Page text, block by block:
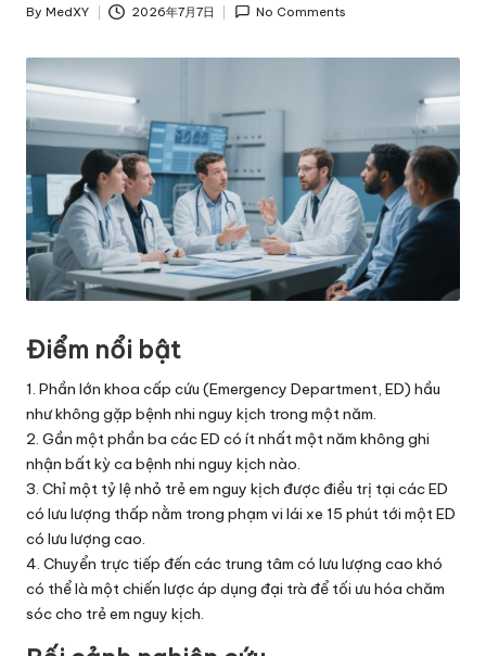
Posted
By MedXY 2026年7月7日 No Comments
Điểm nổi bật
1. Phần lớn khoa cấp cứu (Emergency Department, ED) hầu
như không gặp bệnh nhi nguy kịch trong một năm.
2. Gần một phần ba các ED có ít nhất một năm không ghi
nhận bất kỳ ca bệnh nhi nguy kịch nào.
3. Chỉ một tỷ lệ nhỏ trẻ em nguy kịch được điều trị tại các ED
có lưu lượng thấp nằm trong phạm vi lái xe 15 phút tới một ED
có lưu lượng cao.
4. Chuyển trực tiếp đến các trung tâm có lưu lượng cao khó
có thể là một chiến lược áp dụng đại trà để tối ưu hóa chăm
sóc cho trẻ em nguy kịch.